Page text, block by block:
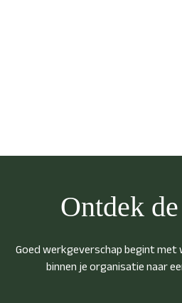
Ontdek
Goed werkgeverschap begint met
binnen je organisatie naar